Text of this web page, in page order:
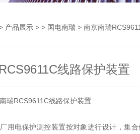
产品展示 > > 国电南瑞 > 南京南瑞
线路保护装置
瑞RCS9611C线路保护装置
用电保护测控装置按对象进行设计，集